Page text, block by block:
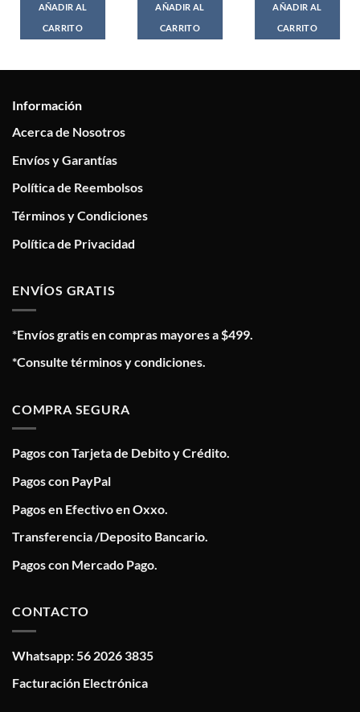
AÑADIR AL
CARRITO
AÑADIR AL
CARRITO
AÑADIR AL
CARRITO
Información
Acerca de Nosotros
Envíos y Garantías
Política de Reembolsos
Términos y Condiciones
Política de Privacidad
ENVÍOS GRATIS
*Envíos gratis en compras mayores a $499.
*Consulte términos y condiciones.
COMPRA SEGURA
Pagos con Tarjeta de Debito y Crédito.
Pagos con PayPal
Pagos en Efectivo en Oxxo.
Transferencia /Deposito Bancario.
Pagos con Mercado Pago.
CONTACTO
Whatsapp: 56 2026 3835
Facturación Electrónica